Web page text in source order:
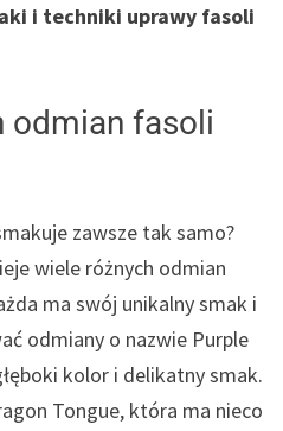
i techniki uprawy fasoli
odmian fasoli
zawsze tak samo?
wiele różnych odmian
ma swój unikalny smak i
odmiany o nazwie Purple
kolor i delikatny smak.
Tongue, która ma nieco